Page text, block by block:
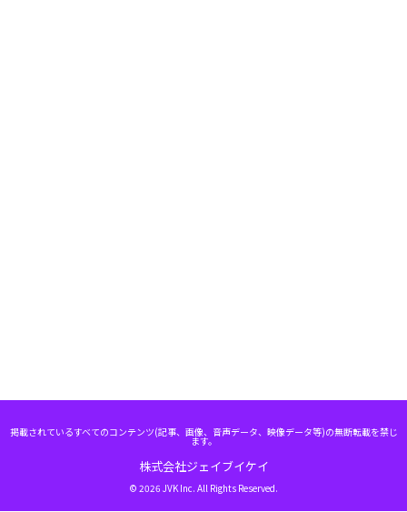
掲載されているすべてのコンテンツ(記事、画像、音声データ、映像データ等)の無断転載を禁じ
ます。
株式会社ジェイブイケイ
© 2026 JVK Inc. All Rights Reserved.